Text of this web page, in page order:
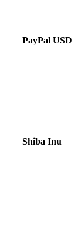
PayPal USD
Shiba Inu